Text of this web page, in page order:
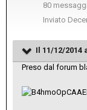
80 messaggi
Inviato
Il 11/12/2014
Preso dal forum